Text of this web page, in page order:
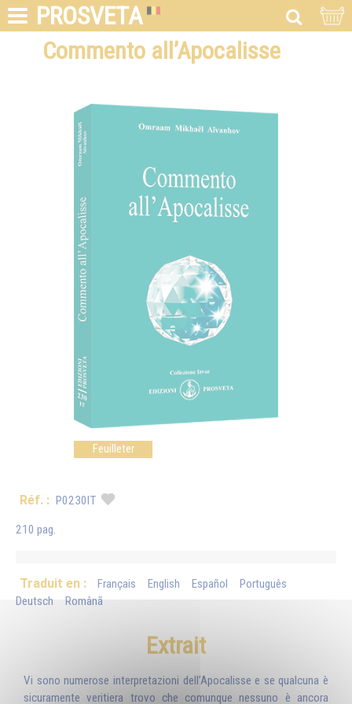
PROSVETA
Commento all’Apocalisse
Feuilleter
Réf. : P0230IT
210 pag.
Traduit en : Français English Español
Português
Deutsch
Românã
Extrait
Vi sono numerose interpretazioni dell’Apocalisse e se qualcuna è
sicuramente veritiera trovo che comunque nessuno è ancora